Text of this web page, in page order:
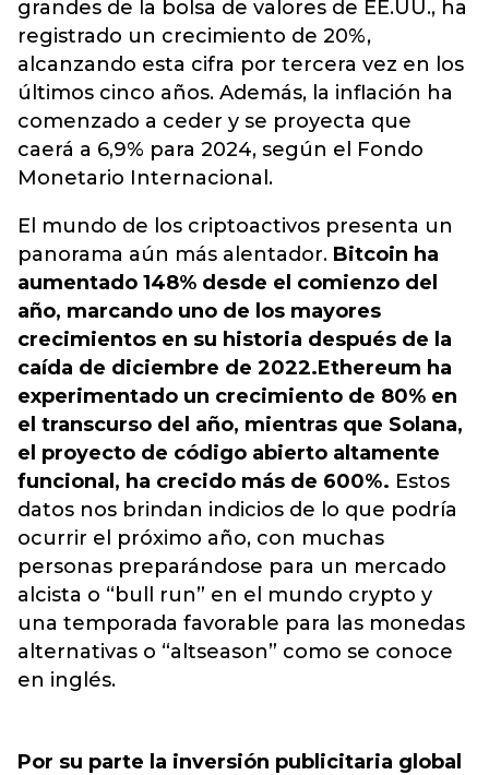
grandes de la bolsa de valores de EE.UU., ha
registrado un crecimiento de 20%,
alcanzando esta cifra por tercera vez en los
últimos cinco años. Además, la inflación ha
comenzado a ceder y se proyecta que
caerá a 6,9% para 2024, según el Fondo
Monetario Internacional.
El mundo de los criptoactivos presenta un
panorama aún más alentador. Bitcoin ha
aumentado 148% desde el comienzo del
año, marcando uno de los mayores
crecimientos en su historia después de la
caída de diciembre de 2022.Ethereum ha
experimentado un crecimiento de 80% en
el transcurso del año, mientras que Solana,
el proyecto de código abierto altamente
funcional, ha crecido más de 600%. Estos
datos nos brindan indicios de lo que podría
ocurrir el próximo año, con muchas
personas preparándose para un mercado
alcista o “bull run” en el mundo crypto y
una temporada favorable para las monedas
alternativas o “altseason” como se conoce
en inglés.
Por su parte la inversión publicitaria global